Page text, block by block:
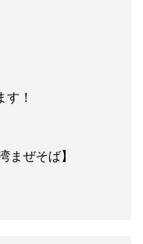
！
まぜそば】